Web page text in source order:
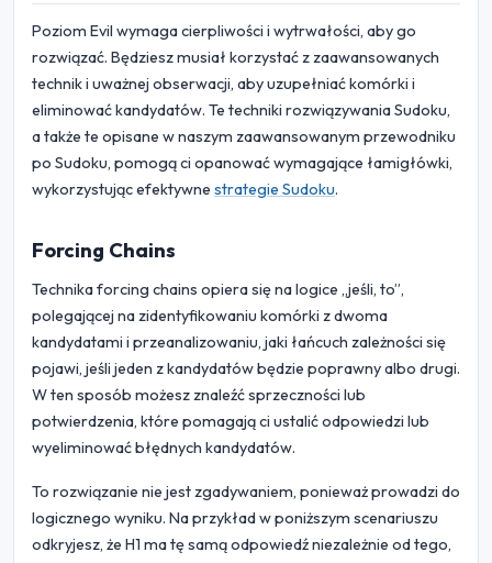
Poziom Evil wymaga cierpliwości i wytrwałości, aby go
rozwiązać. Będziesz musiał korzystać z zaawansowanych
technik i uważnej obserwacji, aby uzupełniać komórki i
eliminować kandydatów. Te techniki rozwiązywania Sudoku,
a także te opisane w naszym zaawansowanym przewodniku
po Sudoku, pomogą ci opanować wymagające łamigłówki,
wykorzystując efektywne strategie Sudoku.
Forcing Chains
Technika forcing chains opiera się na logice „jeśli, to”,
polegającej na zidentyfikowaniu komórki z dwoma
kandydatami i przeanalizowaniu, jaki łańcuch zależności się
pojawi, jeśli jeden z kandydatów będzie poprawny albo drugi.
W ten sposób możesz znaleźć sprzeczności lub
potwierdzenia, które pomagają ci ustalić odpowiedzi lub
wyeliminować błędnych kandydatów.
To rozwiązanie nie jest zgadywaniem, ponieważ prowadzi do
logicznego wyniku. Na przykład w poniższym scenariuszu
odkryjesz, że H1 ma tę samą odpowiedź niezależnie od tego,